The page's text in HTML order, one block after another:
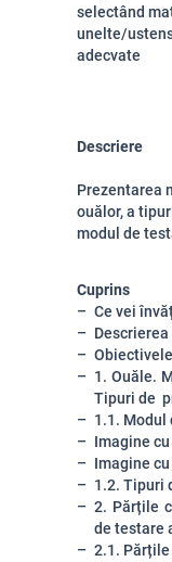
selectând
unelte/
adecvate
Descriere
Prezentarea
ouălor, a
modul de
Cuprins
Ce vei
1. Ouăle.
Tipuri de
1.1. Modul
Imagine
Imagine
1.2. Tipuri
2. Părțile
de testare
2.1.